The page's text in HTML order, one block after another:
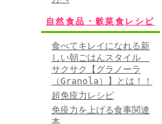
自然食品・穀菜食レシピ
食べてキレイになれる新
しい朝ごはんスタイル
サクサク【グラノーラ
（Granola）】とは！！
超免疫力レシピ
免疫力を上げる食事関連
本